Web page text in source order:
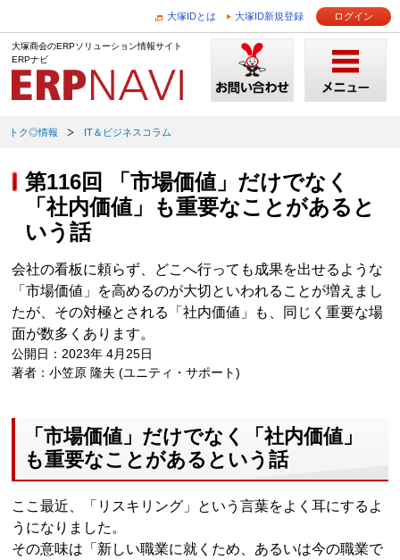
大塚IDとは 大塚ID新規登録 ログイン
大塚商会のERPソリューション情報サイト
ERPナビ
トク◎情報 IT＆ビジネスコラム
第116回 「市場価値」だけでなく
「社内価値」も重要なことがあると
いう話
会社の看板に頼らず、どこへ行っても成果を出せるような
「市場価値」を高めるのが大切といわれることが増えまし
たが、その対極とされる「社内価値」も、同じく重要な場
面が数多くあります。
公開日：2023年 4月25日
著者：小笠原 隆夫 (ユニティ・サポート)
「市場価値」だけでなく「社内価値」
も重要なことがあるという話
ここ最近、「リスキリング」という言葉をよく耳にするよ
うになりました。
その意味は「新しい職業に就くため、あるいは今の職業で